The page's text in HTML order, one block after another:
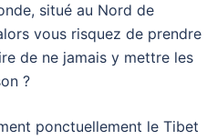
situé au Nord de
vous risquez de prendre
de ne jamais y mettre les
?
ponctuellement le Tibet